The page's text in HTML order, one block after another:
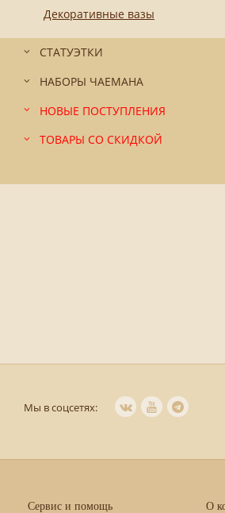
Декоративные вазы
СТАТУЭТКИ
НАБОРЫ ЧАЕМАНА
НОВЫЕ ПОСТУПЛЕНИЯ
ТОВАРЫ СО СКИДКОЙ
Мы в соцсетях:
Сервис и помощь О